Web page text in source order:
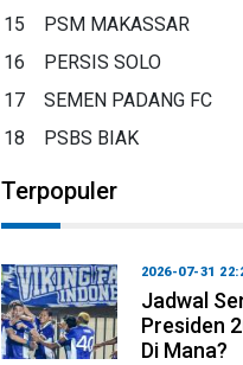
15
PSM MAKASSAR
16
PERSIS SOLO
17
SEMEN PADANG FC
18
PSBS BIAK
Terpopuler
2026-07-31
Jadwal
Presiden
Di Mana?